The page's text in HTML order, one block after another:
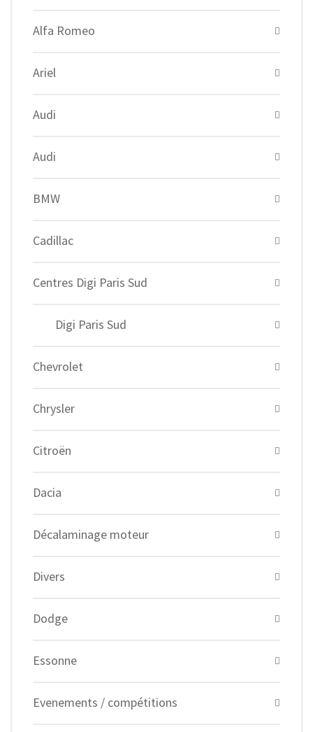
Alfa Romeo
Ariel
Audi
Audi
BMW
Cadillac
Centres Digi Paris Sud
Digi Paris Sud
Chevrolet
Chrysler
Citroën
Dacia
Décalaminage moteur
Divers
Dodge
Essonne
Evenements / compétitions